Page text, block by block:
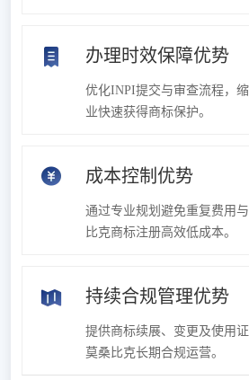
办理时效保障优势
优化INPI提交与审查流程，
业快速获得商标保护。
成本控制优势
通过专业规划避免重复费用
比克商标注册高效低成本。
持续合规管理优势
提供商标续展、变更及使用
莫桑比克长期合规运营。